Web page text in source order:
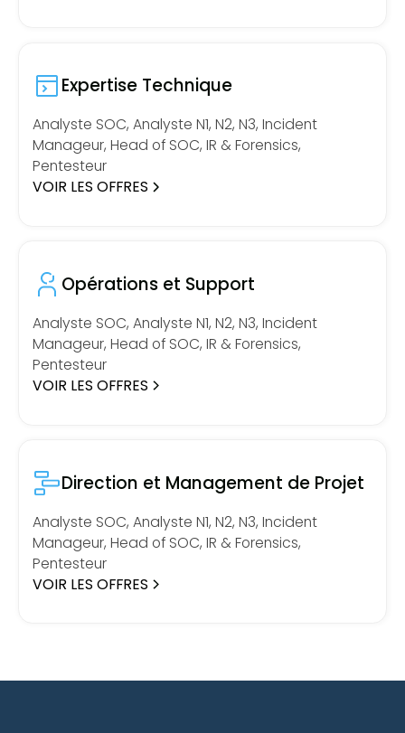
Expertise Technique
Analyste SOC, Analyste N1, N2, N3, Incident
Manageur, Head of SOC, IR & Forensics,
Pentesteur
VOIR LES OFFRES
Opérations et Support
Analyste SOC, Analyste N1, N2, N3, Incident
Manageur, Head of SOC, IR & Forensics,
Pentesteur
VOIR LES OFFRES
Direction et Management de Projet
Analyste SOC, Analyste N1, N2, N3, Incident
Manageur, Head of SOC, IR & Forensics,
Pentesteur
VOIR LES OFFRES